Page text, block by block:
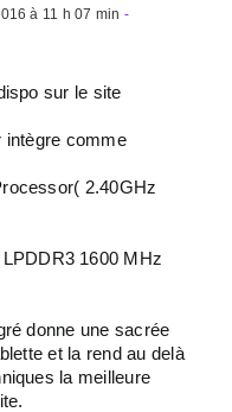
à 11 h 07 min -
sur le site
intègre comme
2.40GHz
1600 MHz
donne une sacrée
et la rend au delà
la meilleure